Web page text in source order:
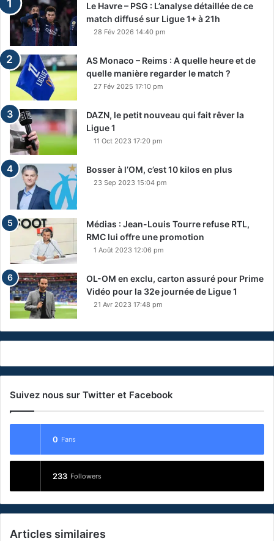
Le Havre – PSG : L’analyse détaillée de ce
match diffusé sur Ligue 1+ à 21h
28 Fév 2026 14:40 pm
AS Monaco – Reims : A quelle heure et de
quelle manière regarder le match ?
27 Fév 2025 17:10 pm
DAZN, le petit nouveau qui fait rêver la
Ligue 1
11 Oct 2023 17:20 pm
Bosser à l’OM, c’est 10 kilos en plus
23 Sep 2023 15:04 pm
Médias : Jean-Louis Tourre refuse RTL,
RMC lui offre une promotion
1 Août 2023 12:06 pm
OL-OM en exclu, carton assuré pour Prime
Vidéo pour la 32e journée de Ligue 1
21 Avr 2023 17:48 pm
Suivez nous sur Twitter et Facebook
0 Fans
233 Followers
Articles similaires